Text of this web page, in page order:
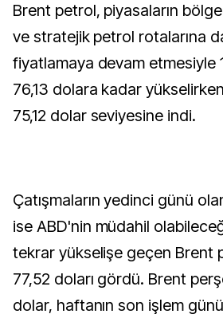
Brent petrol, piyasaların
ve stratejik petrol rotalarına
fiyatlamaya devam etmesiyle
76,13 dolara kadar
75,12 dolar seviyesine indi.
Çatışmaların yedinci günü
ise ABD'nin müdahil
tekrar yükselişe geçen Brent
77,52 doları gördü. Brent
dolar, haftanın son işlem